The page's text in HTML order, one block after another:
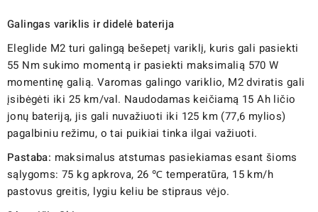
Galingas variklis ir didelė baterija
Eleglide M2 turi galingą bešepetį variklį, kuris gali pasiekti
55 Nm sukimo momentą ir pasiekti maksimalią 570 W
momentinę galią. Varomas galingo variklio, M2 dviratis gali
įsibėgėti iki 25 km/val. Naudodamas keičiamą 15 Ah ličio
jonų bateriją, jis gali nuvažiuoti iki 125 km (77,6 mylios)
pagalbiniu režimu, o tai puikiai tinka ilgai važiuoti.
Pastaba: maksimalus atstumas pasiekiamas esant šioms
sąlygoms: 75 kg apkrova, 26 ℃ temperatūra, 15 km/h
pastovus greitis, lygiu keliu be stipraus vėjo.